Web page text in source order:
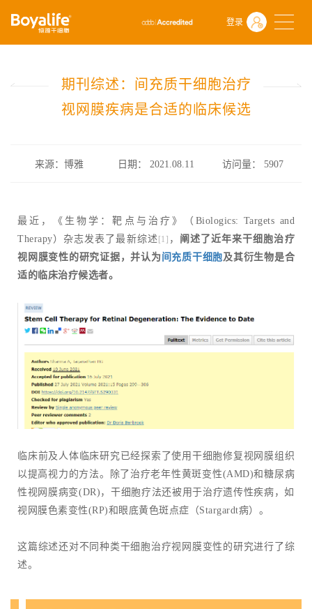
登录
首页 什么是干细胞
前沿动态
期刊综述：间充质干细胞治疗视网膜疾病是合适的临床候选
期刊综述：间充质干细胞治疗
视网膜疾病是合适的临床候选
来源：博雅 日期： 2021.08.11 访问量：5907
最近，《生物学：靶点与治疗》（Biologics: Targets and
Therapy）杂志发表了最新综述 [1] ， 阐述了近年来干细胞治疗
视网膜变性的研究证据，并认为 间充质干细胞及其衍生物是合
适的临床治疗候选者。
临床前及人体临床研究已经探索了使用干细胞修复视网膜组织
以提高视力的方法。除了治疗老年性黄斑变性(AMD)和糖尿病
性视网膜病变(DR)，干细胞疗法还被用于治疗遗传性疾病，如
视网膜色素变性(RP)和眼底黄色斑点症（Stargardt病）。
这篇综述还对不同种类干细胞治疗视网膜变性的研究进行了综
述。